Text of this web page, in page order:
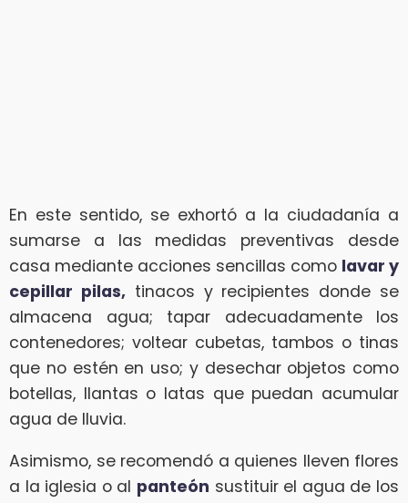
En este sentido, se exhortó a la ciudadanía a
sumarse a las medidas preventivas desde
casa mediante acciones sencillas como lavar y
cepillar pilas,tinacos y recipientes donde se
almacena agua; tapar adecuadamente los
contenedores; voltear cubetas, tambos o tinas
que no estén en uso; y desechar objetos como
botellas, llantas o latas que puedan acumular
agua de lluvia.
Asimismo, se recomendó a quienes lleven flores
a la iglesia o al panteón sustituir el agua de los